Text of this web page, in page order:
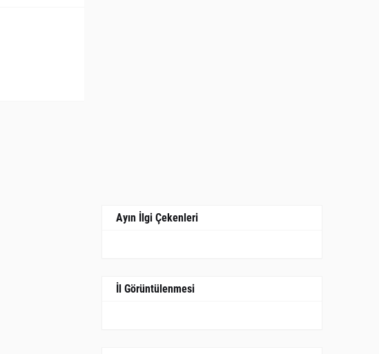
Ayın İlgi Çekenleri
İl Görüntülenmesi